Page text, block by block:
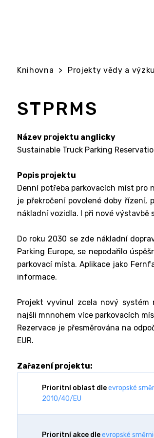
Knihovna > Projekty vědy a
STPRMS
Název projektu anglicky
Sustainable Truck Parking
Popis projektu
Denní potřeba parkovacích míst pro
je překročení povolené doby
nákladní vozidla. I při nové
Do roku 2030 se zde nákladní
Parking Europe, se nepodařilo
parkovací místa. Aplikace jako
informace.
Projekt vyvinul zcela nový systém
najšli mnnohem více parkovacích
Rezervace je přesměrována na
EUR.
Zařazení projektu:
Prioritní oblast dleevropské
2010/40/EU
Prioritní akce dleevropské